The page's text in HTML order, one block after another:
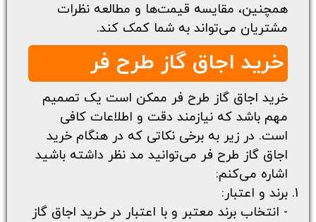
همچنین، مقایسه قیمت‌ها و مطالعه نظرات
مشتریان می‌تواند به شما کمک کند.
خرید اجاق گاز طرح فر
خرید اجاق گاز طرح فر ممکن است یک تصمیم
مهم باشد که نیازمند دقت و اطلاعات کافی
است. در زیر به برخی نکاتی که در هنگام خرید
اجاق گاز طرح فر می‌توانید مد نظر داشته باشید
اشاره می‌کنم:
برند و اعتبار:
- انتخاب برند معتبر و با اعتبار در خرید اجاق گاز